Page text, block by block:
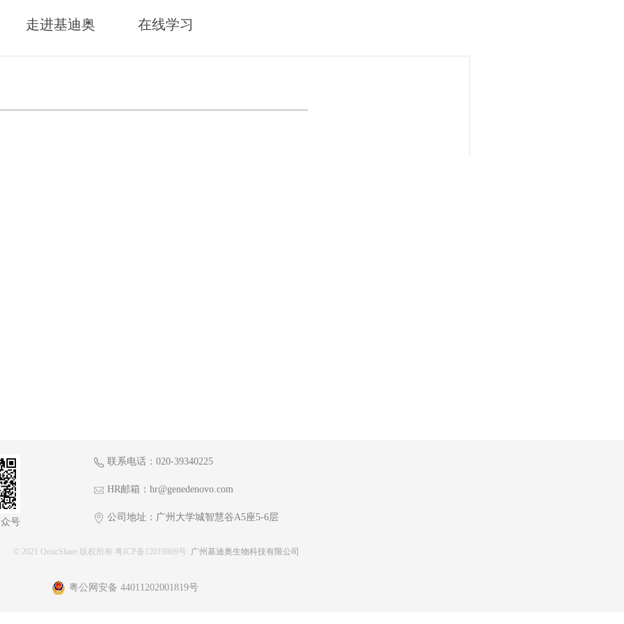
走进基迪奥 在线学习
号
联系电话：020-39340225
HR邮箱：hr@genedenovo.com
公司地址：广州大学城智慧谷A5座5-6层
© 2021 OmicShare 版权所有 粤ICP备12019869号 广州基迪奥生物科技有限公司
粤公网安备 44011202001819号